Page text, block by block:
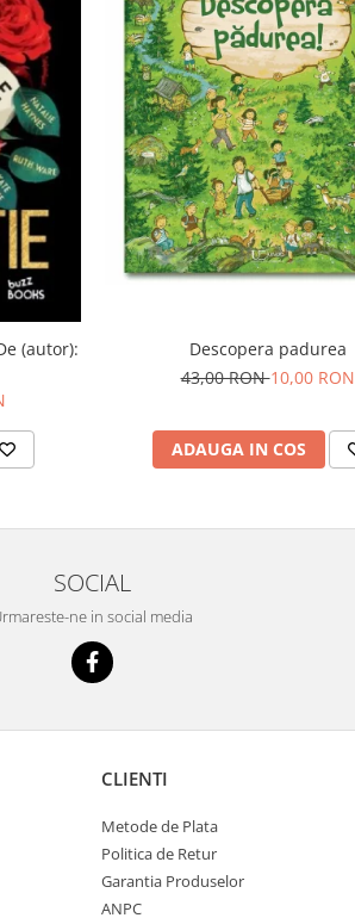
(autor):
Descopera padurea
43,00 RON10,00 RON
ADAUGA IN COS
SOCIAL
ne in social media
CLIENTI
Metode de Plata
Politica de Retur
Garantia Produselor
ANPC